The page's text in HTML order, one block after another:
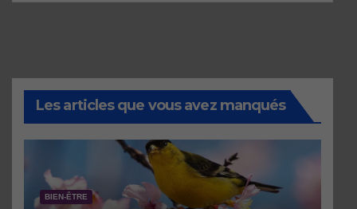
Les articles que vous avez manqués
BIEN-ÊTRE